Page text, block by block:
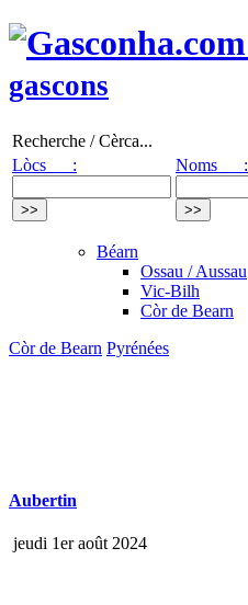
gascons
Recherche / Cèrca...
Lòcs :
Noms :
Béarn
Ossau / Aussau
Vic-Bilh
Còr de Bearn
Còr de Bearn Pyrénées
Aubertin
jeudi 1er août 2024